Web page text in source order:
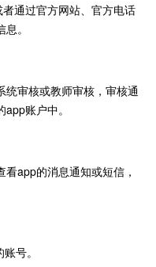
通过官方网站、官方电话
。
审核或教师审核，审核通
账户中。
app的消息通知或短信，
号。